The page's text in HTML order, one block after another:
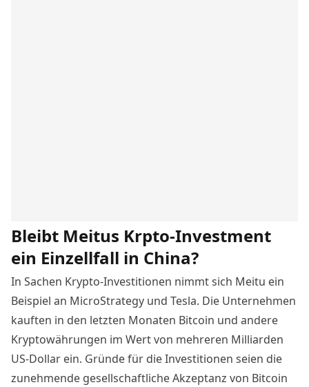
Bleibt Meitus Krpto-Investment
ein Einzellfall in China?
In Sachen Krypto-Investitionen nimmt sich Meitu ein
Beispiel an MicroStrategy und Tesla. Die Unternehmen
kauften in den letzten Monaten Bitcoin und andere
Kryptowährungen im Wert von mehreren Milliarden
US-Dollar ein. Gründe für die Investitionen seien die
zunehmende gesellschaftliche Akzeptanz von Bitcoin